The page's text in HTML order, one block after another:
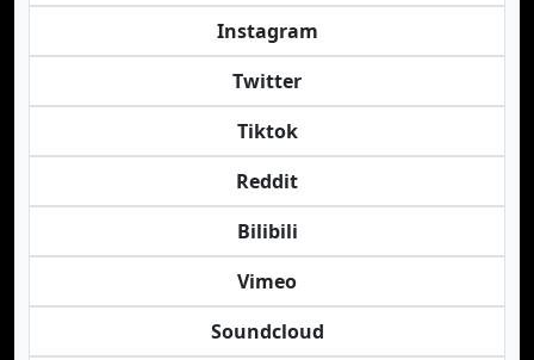
Instagram
Twitter
Tiktok
Reddit
Bilibili
Vimeo
Soundcloud